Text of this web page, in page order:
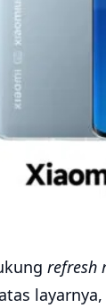
refresh